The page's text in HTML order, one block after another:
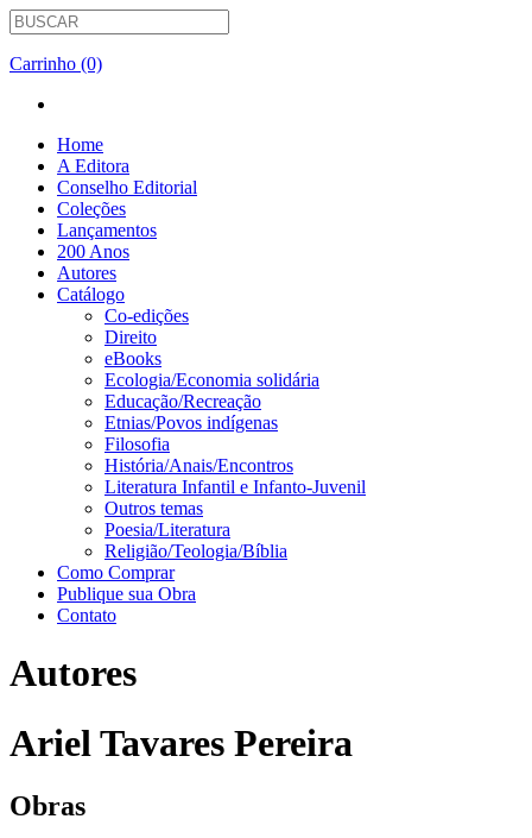
Carrinho (0)
Home
A Editora
Conselho Editorial
Coleções
Lançamentos
200 Anos
Autores
Catálogo
Co-edições
Direito
eBooks
Ecologia/Economia solidária
Educação/Recreação
Etnias/Povos indígenas
Filosofia
História/Anais/Encontros
Literatura Infantil e Infanto-Juvenil
Outros temas
Poesia/Literatura
Religião/Teologia/Bíblia
Como Comprar
Publique sua Obra
Contato
Autores
Ariel Tavares Pereira
Obras